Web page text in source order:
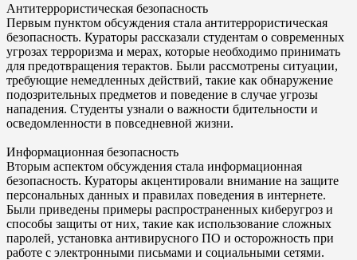
Антитеррористическая безопасность
Первым пунктом обсуждения стала антитеррористическая
безопасность. Кураторы рассказали студентам о современных
угрозах терроризма и мерах, которые необходимо принимать
для предотвращения терактов. Были рассмотрены ситуации,
требующие немедленных действий, такие как обнаружение
подозрительных предметов и поведение в случае угрозы
нападения. Студенты узнали о важности бдительности и
осведомленности в повседневной жизни.
Информационная безопасность
Вторым аспектом обсуждения стала информационная
безопасность. Кураторы акцентировали внимание на защите
персональных данных и правилах поведения в интернете.
Были приведены примеры распространенных киберугроз и
способы защиты от них, такие как использование сложных
паролей, установка антивирусного ПО и осторожность при
работе с электронными письмами и социальными сетями.